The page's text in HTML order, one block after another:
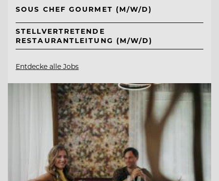
SOUS CHEF GOURMET (M/W/D)
STELLVERTRETENDE
RESTAURANTLEITUNG (M/W/D)
Entdecke alle Jobs